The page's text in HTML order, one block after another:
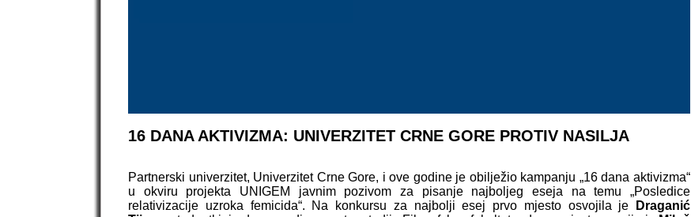
16 DANA AKTIVIZMA: UNIVERZITET CRNE GORE PROTIV NASILJA
Partnerski univerzitet, Univerzitet Crne Gore, i ove godine je obilježio kampanju „16 dana aktivizma“
u okviru projekta UNIGEM javnim pozivom za pisanje najboljeg eseja na temu „Posledice
relativizacije uzroka femicida“. Na konkursu za najbolji esej prvo mjesto osvojila je
Draganić